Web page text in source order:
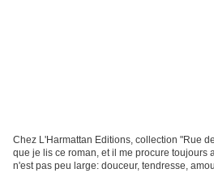
Chez L'Harmattan Editions, collection "Rue
que je lis ce roman, et il me procure toujours
n'est pas peu large: douceur, tendresse,